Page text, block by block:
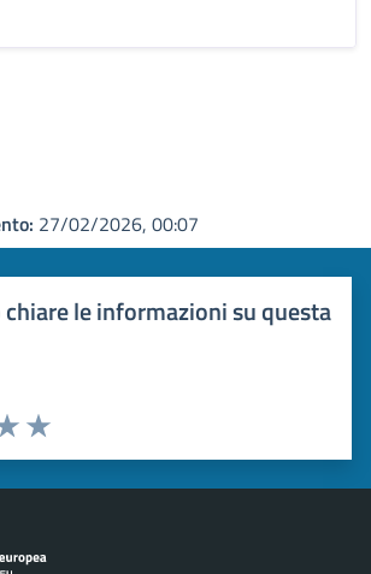
27/02/2026, 00:07
le informazioni su questa
Valuta 5 stelle su 5
4 stelle su 5
3 stelle su 5
su 5
su 5